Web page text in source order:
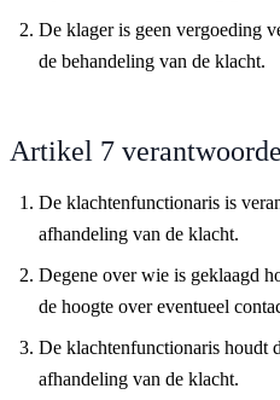
De klager is geen vergoeding
de behandeling van de klacht.
Artikel 7
De klachtenfunctionaris is
afhandeling van de klacht.
Degene over wie is geklaagd
de hoogte over eventueel
De klachtenfunctionaris houdt
afhandeling van de klacht.